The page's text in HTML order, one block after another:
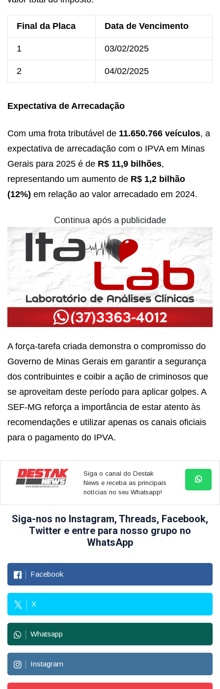
Final da Placa Data de Vencimento
1 03/02/2025
2 04/02/2025
Expectativa de Arrecadação
Com uma frota tributável de 11.650.766 veículos, a
expectativa de arrecadação com o IPVA em Minas
Gerais para 2025 é de R$ 11,9 bilhões,
representando um aumento de R$ 1,2 bilhão
(12%) em relação ao valor arrecadado em 2024.
Continua após a publicidade
A força-tarefa criada demonstra o compromisso do
Governo de Minas Gerais em garantir a segurança
dos contribuintes e coibir a ação de criminosos que
se aproveitam deste período para aplicar golpes. A
SEF-MG reforça a importância de estar atento às
recomendações e utilizar apenas os canais oficiais
para o pagamento do IPVA.
Siga o canal do Destak
News e receba as principais
notícias no seu Whatsapp!
Siga-nos no Instagram, Threads, Facebook,
Twitter e entre para nosso grupo no
WhatsApp
Facebook
X
Whatsapp
Instagram